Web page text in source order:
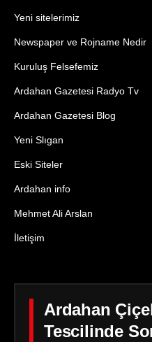
Yeni sitelerimiz
Newspaper ve Rojname Nedir
Kuruluş Felsefemiz
Ardahan Gazetesi Radyo Tv
Ardahan Gazetesi Blog
Yeni Slıgan
Eski Siteler
Ardahan info
Mehmet Ali Arslan
İletişim
Ardahan
Tescilinde